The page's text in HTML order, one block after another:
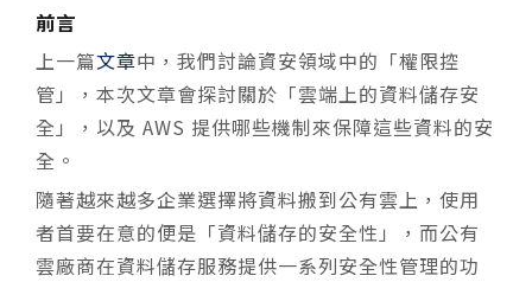
前言
上一篇文章中，我們討論資安領域中的「權限控
管」，本次文章會探討關於「雲端上的資料儲存安
全」，以及 AWS 提供哪些機制來保障這些資料的安
全。
隨著越來越多企業選擇將資料搬到公有雲上，使用
者首要在意的便是「資料儲存的安全性」，而公有
雲廠商在資料儲存服務提供一系列安全性管理的功